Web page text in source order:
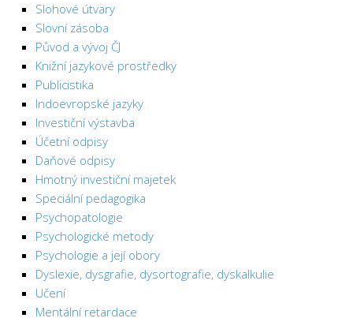
Slohové útvary
Slovní zásoba
Původ a vývoj ČJ
Knižní jazykové prostředky
Publicistika
Indoevropské jazyky
Investiční výstavba
Účetní odpisy
Daňové odpisy
Hmotný investiční majetek
Speciální pedagogika
Psychopatologie
Psychologické metody
Psychologie a její obory
Dyslexie, dysgrafie, dysortografie, dyskalkulie
Učení
Mentální retardace